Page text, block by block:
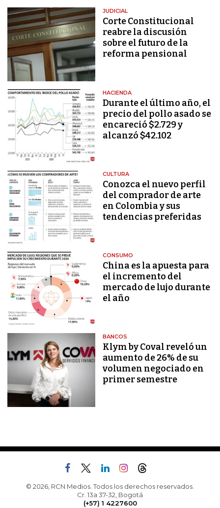
JUDICIAL
Corte Constitucional
reabre la discusión
sobre el futuro de la
reforma pensional
HACIENDA
Durante el último año, el
precio del pollo asado se
encareció $2.729 y
alcanzó $42.102
CULTURA
Conozca el nuevo perfil
del comprador de arte
en Colombia y sus
tendencias preferidas
CONSUMO
China es la apuesta para
el incremento del
mercado de lujo durante
el año
BANCOS
Klym by Coval reveló un
aumento de 26% de su
volumen negociado en
primer semestre
© 2026, RCN Medios. Todos los derechos reservados.
Cr. 13a 37-32, Bogotá
(+57) 1 4227600